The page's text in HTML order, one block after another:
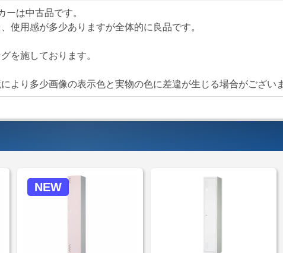
となっています。また、大きめの収納物
す事が可能になっています。
SZシリーズ 1人用ロッカー
■タイハンガー付きミラー
ーは中古品です。
使用感が多少ありますが全体的に良品です。
を施しております。
より多少画像の表示色と実物の色に差違が生じる場合がござい
NEW